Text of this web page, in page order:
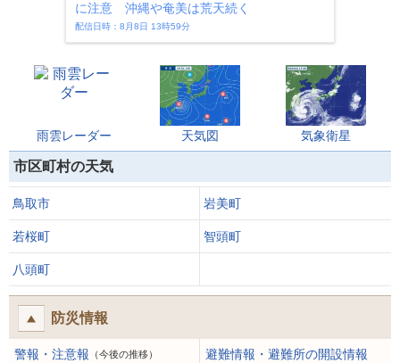
に注意 沖縄や奄美は荒天続く
配信日時：8月8日 13時59分
雨雲レーダー 天気図 気象衛星
市区町村の天気
鳥取市 岩美町
若桜町 智頭町
八頭町
防災情報
警報・注意報 （今後の推移） 避難情報・避難所の開設情報